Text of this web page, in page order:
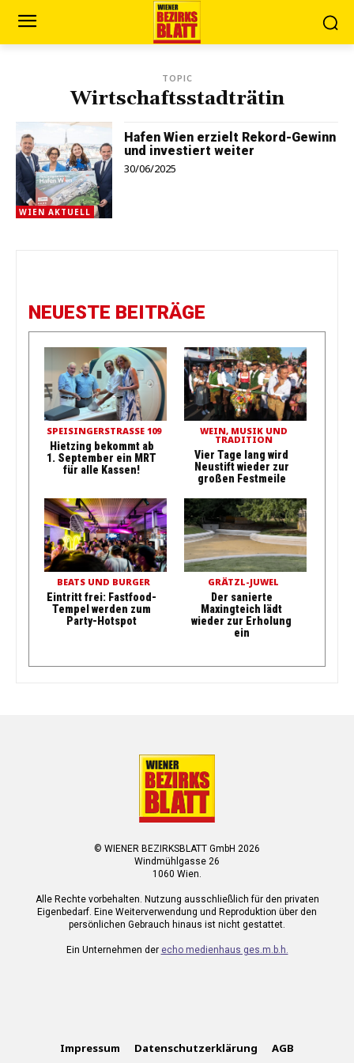
TOPIC
Wirtschaftsstadträtin
WIEN AKTUELL
Hafen Wien erzielt Rekord-Gewinn
und investiert weiter
30/06/2025
NEUESTE BEITRÄGE
SPEISINGERSTRASSE 109
Hietzing bekommt ab
1. September ein MRT
für alle Kassen!
WEIN, MUSIK UND
TRADITION
Vier Tage lang wird
Neustift wieder zur
großen Festmeile
BEATS UND BURGER
Eintritt frei: Fastfood-
Tempel werden zum
Party-Hotspot
GRÄTZL-JUWEL
Der sanierte
Maxingteich lädt
wieder zur Erholung
ein
© WIENER BEZIRKSBLATT GmbH 2026
Windmühlgasse 26
1060 Wien.
Alle Rechte vorbehalten. Nutzung ausschließlich für den privaten
Eigenbedarf. Eine Weiterverwendung und Reproduktion über den
persönlichen Gebrauch hinaus ist nicht gestattet.
Ein Unternehmen der echo medienhaus ges.m.b.h.
Impressum Datenschutzerklärung AGB